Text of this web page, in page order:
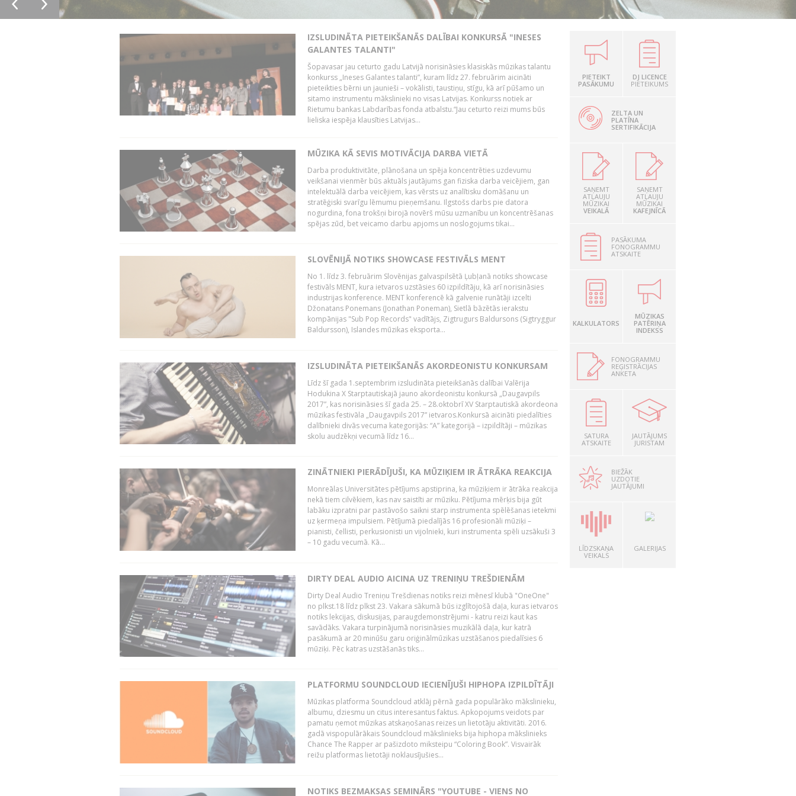
IZSLUDINĀTA PIETEIKŠANĀS DALĪBAI KONKURSĀ "INESES
GALANTES TALANTI"
Šopavasar jau ceturto gadu Latvijā norisināsies klasiskās mūzikas talantu
konkurss „Ineses Galantes talanti”, kuram līdz 27. februārim aicināti
pieteikties bērni un jaunieši – vokālisti, taustiņu, stīgu, kā arī pūšamo un
sitamo instrumentu mākslinieki no visas Latvijas. Konkurss notiek ar
Rietumu bankas Labdarības fonda atbalstu.“Jau ceturto reizi mums būs
lieliska iespēja klausīties Latvijas...
MŪZIKA KĀ SEVIS MOTIVĀCIJA DARBA VIETĀ
Darba produktivitāte, plānošana un spēja koncentrēties uzdevumu
veikšanai vienmēr būs aktuāls jautājums gan fiziska darba veicējiem, gan
intelektuālā darba veicējiem, kas vērsts uz analītisku domāšanu un
stratēģiski svarīgu lēmumu pieņemšanu. Ilgstošs darbs pie datora
nogurdina, fona trokšņi birojā novērš mūsu uzmanību un koncentrēšanas
spējas zūd, bet veicamo darbu apjoms un noslogojums tikai...
SLOVĒNIJĀ NOTIKS SHOWCASE FESTIVĀLS MENT
No 1. līdz 3. februārim Slovēnijas galvaspilsētā Ļubļanā notiks showcase
festivāls MENT, kura ietvaros uzstāsies 60 izpildītāju, kā arī norisināsies
industrijas konference. MENT konferencē kā galvenie runātāji izcelti
Džonatans Ponemans (Jonathan Poneman), Sietlā bāzētās ierakstu
kompānijas "Sub Pop Records" vadītājs, Zigtrugurs Baldursons (Sigtryggur
Baldursson), Islandes mūzikas eksporta...
IZSLUDINĀTA PIETEIKŠANĀS AKORDEONISTU KONKURSAM
Līdz šī gada 1.septembrim izsludināta pieteikšanās dalībai Valērija
Hodukina X Starptautiskajā jauno akordeonistu konkursā „Daugavpils
2017”, kas norisināsies šī gada 25. – 28.oktobrī XV Starptautiskā akordeona
mūzikas festivāla „Daugavpils 2017” ietvaros.Konkursā aicināti piedalīties
dalībnieki divās vecuma kategorijās: “A” kategorijā – izpildītāji – mūzikas
skolu audzēkņi vecumā līdz 16...
ZINĀTNIEKI PIERĀDĪJUŠI, KA MŪZIĶIEM IR ĀTRĀKA REAKCIJA
Monreālas Universitātes pētījums apstiprina, ka mūziķiem ir ātrāka reakcija
nekā tiem cilvēkiem, kas nav saistīti ar mūziku. Pētījuma mērķis bija gūt
labāku izpratni par pastāvošo saikni starp instrumenta spēlēšanas ietekmi
uz ķermeņa impulsiem. Pētījumā piedalījās 16 profesionāli mūziķi –
pianisti, čellisti, perkusionisti un vijolnieki, kuri instrumenta spēli uzsākuši 3
– 10 gadu vecumā. Kā...
DIRTY DEAL AUDIO AICINA UZ TRENIŅU TREŠDIENĀM
Dirty Deal Audio Treniņu Trešdienas notiks reizi mēnesī klubā "OneOne"
no plkst.18 līdz plkst 23. Vakara sākumā būs izglītojošā daļa, kuras ietvaros
notiks lekcijas, diskusijas, paraugdemonstrējumi - katru reizi kaut kas
savādāks. Vakara turpinājumā norisināsies muzikālā daļa, kur katrā
pasākumā ar 20 minūšu garu oriģinālmūzikas uzstāšanos piedalīsies 6
mūziķi. Pēc katras uzstāšanās tiks...
PLATFORMU SOUNDCLOUD IECIENĪJUŠI HIPHOPA IZPILDĪTĀJI
Mūzikas platforma Soundcloud atklāj pērnā gada populārāko mākslinieku,
albumu, dziesmu un citus interesantus faktus. Apkopojums veidots par
pamatu ņemot mūzikas atskaņošanas reizes un lietotāju aktivitāti. 2016.
gadā vispopulārākais Soundcloud mākslinieks bija hiphopa mākslinieks
Chance The Rapper ar pašizdoto miksteipu “Coloring Book”. Visvairāk
reižu platformas lietotāji noklausījušies...
NOTIKS BEZMAKSAS SEMINĀRS "YOUTUBE - VIENS NO
PIETEIKT
PASĀKUMU
DJ LICENCE
PIETEIKUMS
ZELTA UN
PLATĪNA
SERTIFIKĀCIJA
SAŅEMT
ATĻAUJU
MŪZIKAI
VEIKALĀ
SAŅEMT
ATĻAUJU
MŪZIKAI
KAFEJNĪCĀ
PASĀKUMA
FONOGRAMMU
ATSKAITE
KALKULATORS
MŪZIKAS
PATĒRIŅA
INDEKSS
FONOGRAMMU
REĢISTRĀCIJAS
ANKETA
SATURA
ATSKAITE
JAUTĀJUMS
JURISTAM
BIEŽĀK
UZDOTIE
JAUTĀJUMI
LĪDZSKAŅA
VEIKALS
GALERIJAS